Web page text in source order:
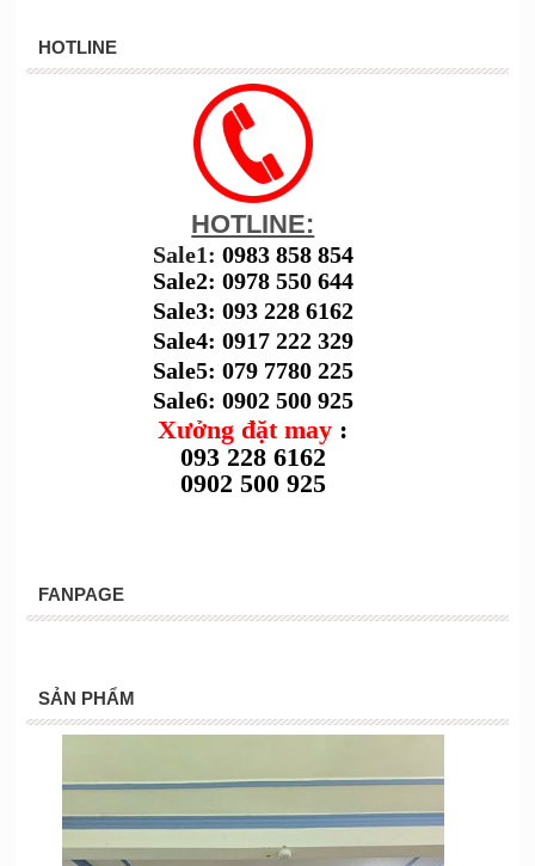
HOTLINE
HOTLINE:
Sale1: 0983 858 854
Sale2: 0978 550 644
Sale3: 093 228 6162
Sale4: 0917 222 329
Sale5: 079 7780 225
Sale6: 0902 500 925
Xưởng đặt may :
093 228 6162
0902 500 925
FANPAGE
SẢN PHẨM